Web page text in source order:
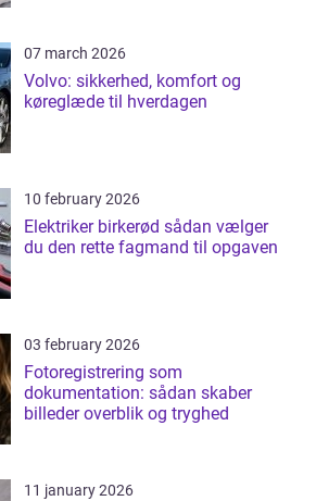
07 march 2026
Volvo: sikkerhed, komfort og
køreglæde til hverdagen
10 february 2026
Elektriker birkerød sådan vælger
du den rette fagmand til opgaven
03 february 2026
Fotoregistrering som
dokumentation: sådan skaber
billeder overblik og tryghed
11 january 2026